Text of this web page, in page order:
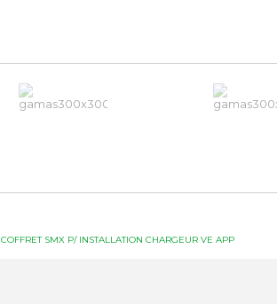
COFFRET SMX P/ INSTALLATION CHARGEUR VE APP